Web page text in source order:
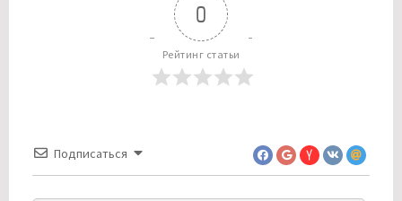
0
Рейтинг статьи
Подписаться